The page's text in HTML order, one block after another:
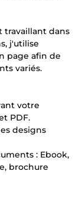
travaillant dans
j'utilise
page afin de
variés.
votre
PDF.
designs
: Ebook,
brochure